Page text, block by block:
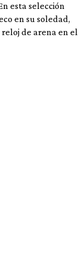
esta selección
en su soledad,
de arena en el